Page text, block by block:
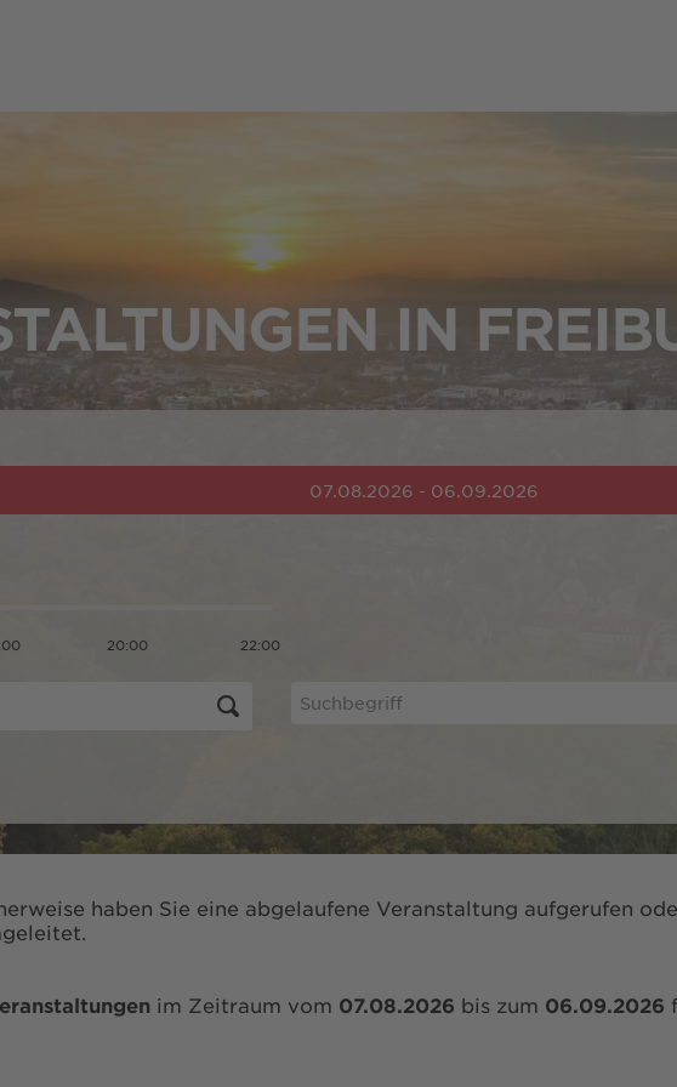
IN
07.08.2026 - 06.09.2026
20:00 22:00
haben Sie eine abgelaufene Veranstaltung aufgerufen
im Zeitraum vom 07.08.2026 bis zum 06.09.2026